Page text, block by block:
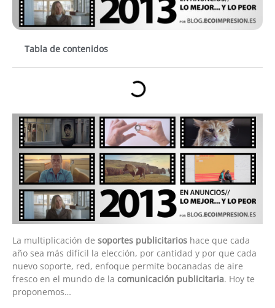
Tabla de contenidos
La multiplicación de soportes publicitarios hace que cada
año sea más difícil la elección, por cantidad y por que cada
nuevo soporte, red, enfoque permite bocanadas de aire
fresco en el mundo de la comunicación publicitaria. Hoy te
proponemos…